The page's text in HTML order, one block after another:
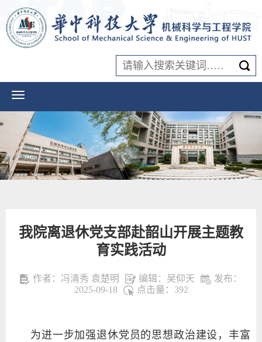
我院离退休党支部赴韶山开展主题教
育实践活动
作者：冯清秀 袁楚明 编辑：吴仰天
发布：
2025-09-18
点击量： 392
为进一步加强退休党员的思想政治建设，丰富